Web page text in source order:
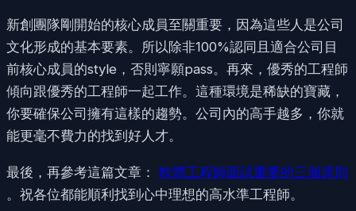
新創團隊剛開始的核心成員至關重要，因為這些人是公司
文化形成的基本要素。所以除非100%認同且適合公司目
前核心成員的style，否則寧願pass。再來，優秀的工程師
傾向跟優秀的工程師一起工作。這種環境是稀缺的寶藏，
你要確保公司擁有這樣的趨勢。公司內的高手越多，你就
能更毫不費力的找到好人才。
最後，再參考這篇文章： 軟體工程師面試重要的三個原則
。祝各位都能順利找到心中理想的高水準工程師。